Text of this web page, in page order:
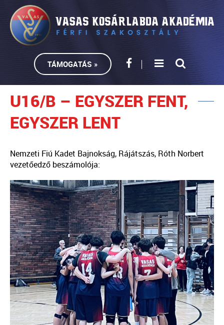
TÁMOGATÁS »
U16/B – EGYSZER FENT,
EGYSZER LENT
Nemzeti Fiú Kadet Bajnokság, Rájátszás, Róth Norbert
vezetőedző beszámolója: